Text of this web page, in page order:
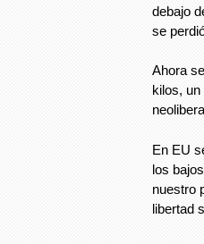
debajo
se
Ahora
kilos,
En EU
los
nuestro
libertad